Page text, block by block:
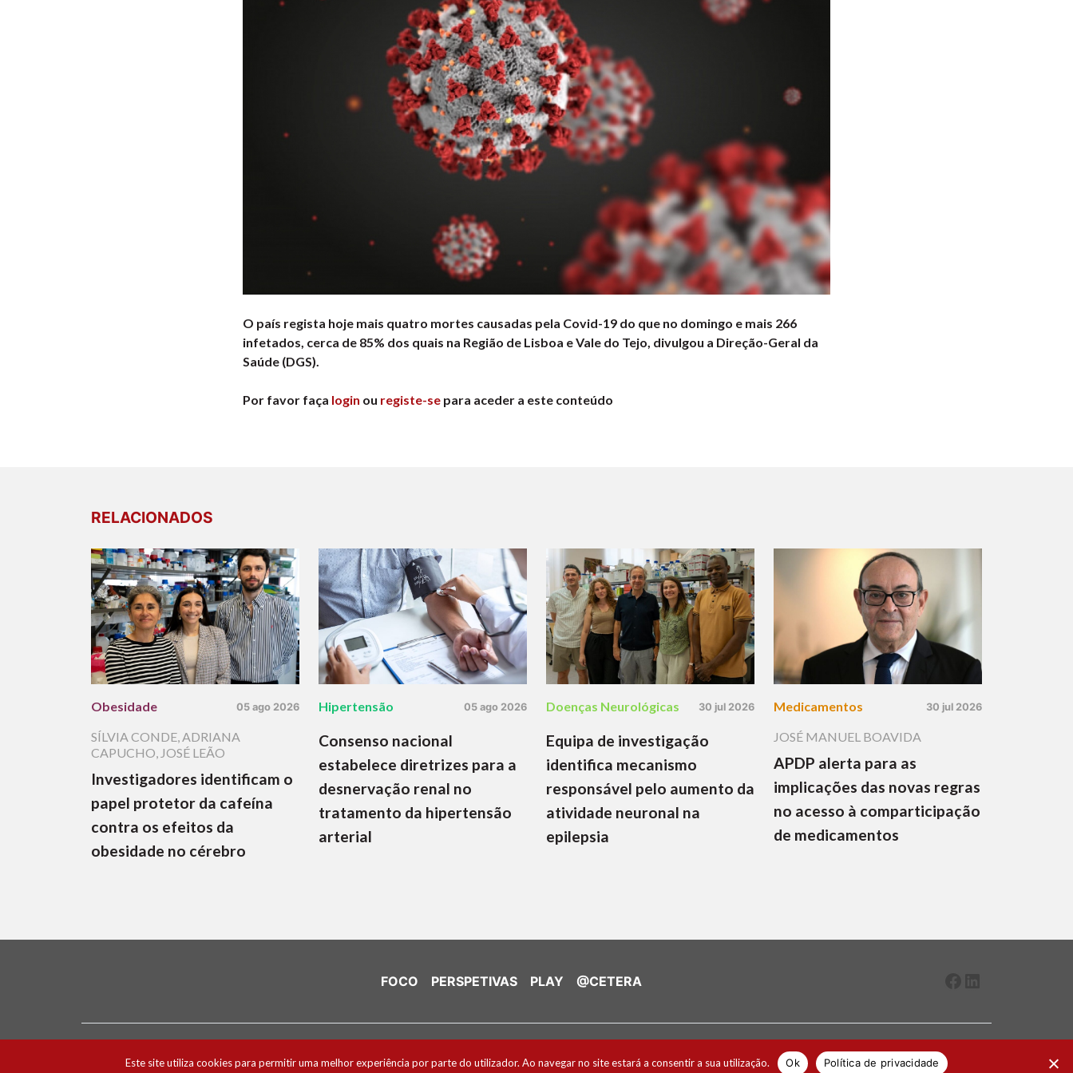
O país regista hoje mais quatro mortes causadas pela Covid-19 do que no domingo e mais 266
infetados, cerca de 85% dos quais na Região de Lisboa e Vale do Tejo, divulgou a Direção-Geral da
Saúde (DGS).
Por favor faça login ou registe-se para aceder a este conteúdo
RELACIONADOS
Obesidade 05 ago 2026
SÍLVIA CONDE,ADRIANA
CAPUCHO, JOSÉ LEÃO
Investigadores identificam o
papel protetor da cafeína
contra os efeitos da
obesidade no cérebro
Hipertensão 05 ago 2026
Consenso nacional
estabelece diretrizes para a
desnervação renal no
tratamento da hipertensão
arterial
Doenças Neurológicas 30 jul 2026
Equipa de investigação
identifica mecanismo
responsável pelo aumento da
atividade neuronal na
epilepsia
Medicamentos 30 jul 2026
JOSÉ MANUEL BOAVIDA
APDP alerta para as
implicações das novas regras
no acesso à comparticipação
de medicamentos
FOCO PERSPETIVAS PLAY @CETERA
Este site utiliza cookies para permitir uma melhor experiência por parte do utilizador. Ao navegar no site estará a consentir a sua utilização. Ok Política de privacidade